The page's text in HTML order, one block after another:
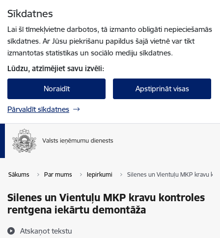
Sīkdatnes
Lai šī tīmekļvietne darbotos, tā izmanto obligāti nepieciešamās
sīkdatnes. Ar Jūsu piekrišanu papildus šajā vietnē var tikt
izmantotas statistikas un sociālo mediju sīkdatnes.
Lūdzu, atzīmējiet savu izvēli:
Noraidīt Apstiprināt visas
Pārvaldīt sīkdatnes
Sākums Par mums Iepirkumi Silenes un Vientuļu MKP kravu
Silenes un Vientuļu MKP kravu kontroles
rentgena iekārtu demontāža
Atskaņot tekstu